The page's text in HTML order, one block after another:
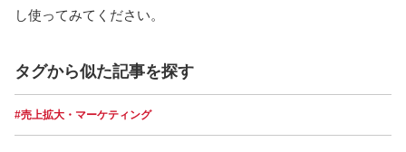
し使ってみてください。
タグから似た記事を探す
#売上拡大・マーケティング